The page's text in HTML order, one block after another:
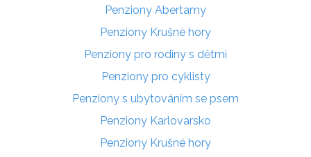
Penziony Abertamy
Penziony Krušné hory
Penziony pro rodiny s dětmi
Penziony pro cyklisty
Penziony s ubytováním se psem
Penziony Karlovarsko
Penziony Krušné hory